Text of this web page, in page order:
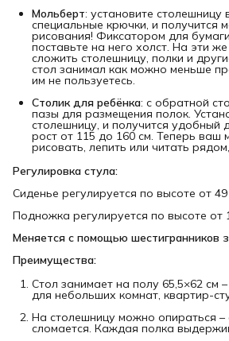
Мольберт: установите столешницу
специальные крючки, и получится
рисования! Фиксатором для
поставьте на него холст. На эти
сложить столешницу, полки и
стол занимал как можно меньше
им не пользуетесь.
Столик для ребёнка: с обратной
пазы для размещения полок.
столешницу, и получится удобный
рост от 115 до 160 см. Теперь
рисовать, лепить или читать
Регулировка стула:
Сиденье регулируется по высоте от
Подножка регулируется по высоте от
Меняется с помощью шестигранников
Преимущества:
Стол занимает на полу 65,5×62 см
для небольших комнат, квартир-
На столешницу можно опираться –
сломается. Каждая полка